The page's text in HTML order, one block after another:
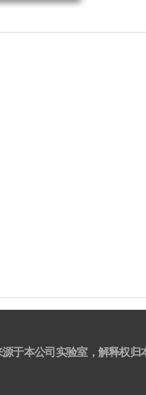
于本公司实验室，解释权